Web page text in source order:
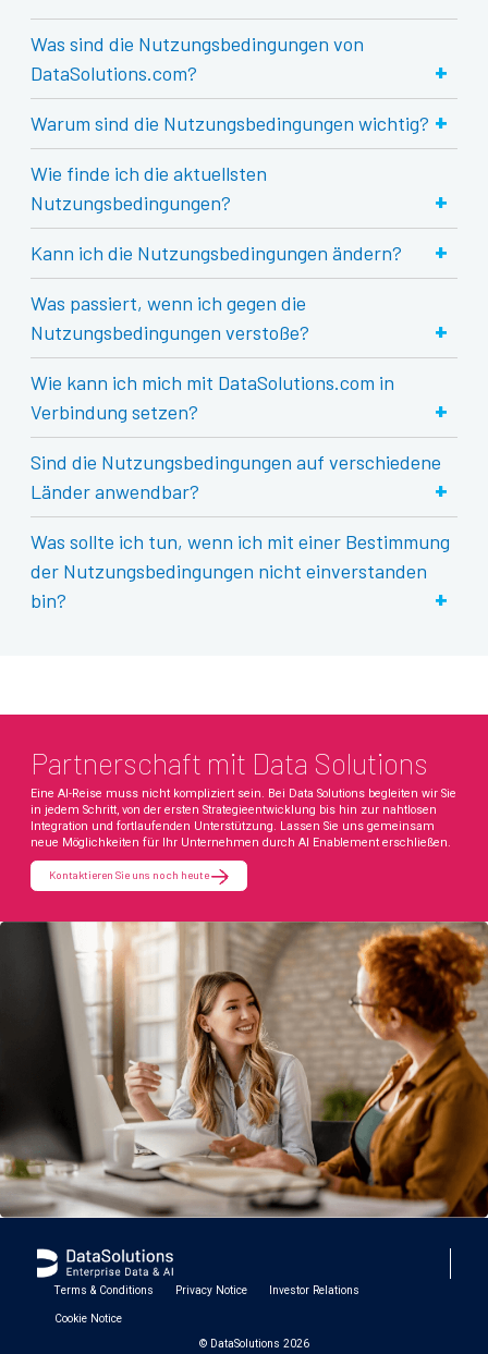
Was sind die Nutzungsbedingungen von
DataSolutions.com?
+
Warum sind die Nutzungsbedingungen wichtig? +
Wie finde ich die aktuellsten
Nutzungsbedingungen?
+
Kann ich die Nutzungsbedingungen ändern? +
Was passiert, wenn ich gegen die
Nutzungsbedingungen verstoße?
+
Wie kann ich mich mit DataSolutions.com in
Verbindung setzen?
+
Sind die Nutzungsbedingungen auf verschiedene
Länder anwendbar?
+
Was sollte ich tun, wenn ich mit einer Bestimmung
der Nutzungsbedingungen nicht einverstanden
bin?
+
Partnerschaft mit Data Solutions
Eine AI-Reise muss nicht kompliziert sein. Bei Data Solutions begleiten wir Sie
in jedem Schritt, von der ersten Strategieentwicklung bis hin zur nahtlosen
Integration und fortlaufenden Unterstützung. Lassen Sie uns gemeinsam
neue Möglichkeiten für Ihr Unternehmen durch AI Enablement erschließen.
Kontaktieren Sie uns noch heute
Terms & Conditions Privacy Notice Investor Relations
Cookie Notice
© DataSolutions 2026